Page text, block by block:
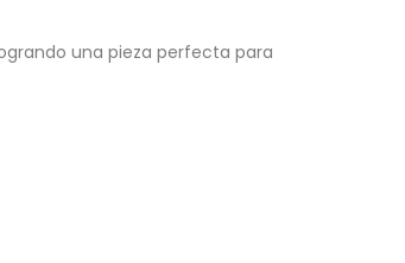
una pieza perfecta para